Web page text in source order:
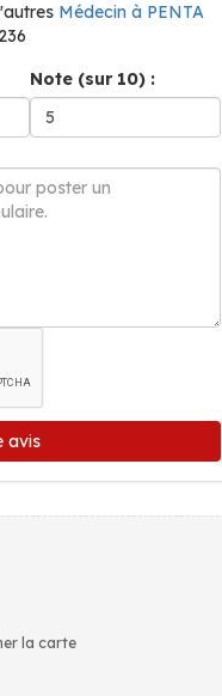
Médecin à PENTA
Note (sur 10) :
avis
la carte